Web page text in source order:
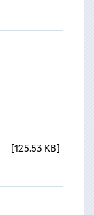
125.53 KB